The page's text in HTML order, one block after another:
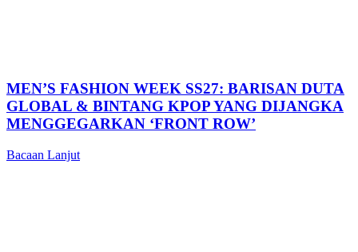
MEN’S FASHION WEEK SS27: BARISAN DUTA
GLOBAL & BINTANG KPOP YANG DIJANGKA
MENGGEGARKAN ‘FRONT ROW’
Bacaan Lanjut